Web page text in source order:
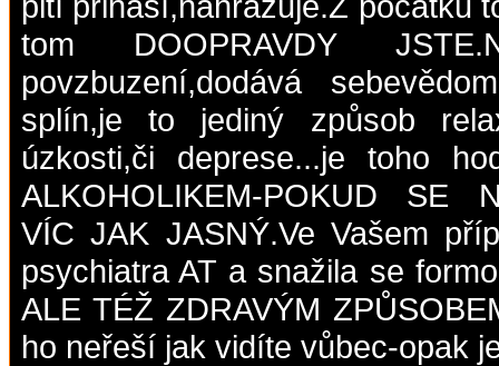
tom DOOPRAVDY
povzbuzení,dodává
splín,je to jediný způsob
úzkosti,či deprese...je toho
ALKOHOLIKEM-POKUD SE
VÍC JAK JASNÝ.Ve Vašem
psychiatra AT a snažila se
ALE TÉŽ ZDRAVÝM
ho neřeší jak vidíte vůbec-opak